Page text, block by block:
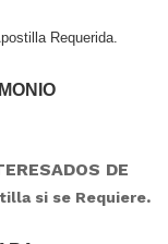
Requerida.
DE
si se Requiere.